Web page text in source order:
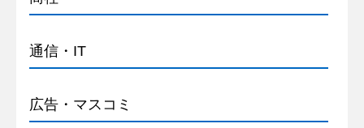
通信・IT
広告・マスコミ